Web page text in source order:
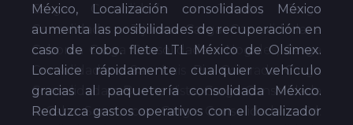
México, Localización consolidados México
aumenta las posibilidades de recuperación en
caso de robo. flete LTL México de Olsimex.
Localice rápidamente cualquier vehículo
gracias al paquetería consolidada México.
Reduzca gastos operativos con el localizador